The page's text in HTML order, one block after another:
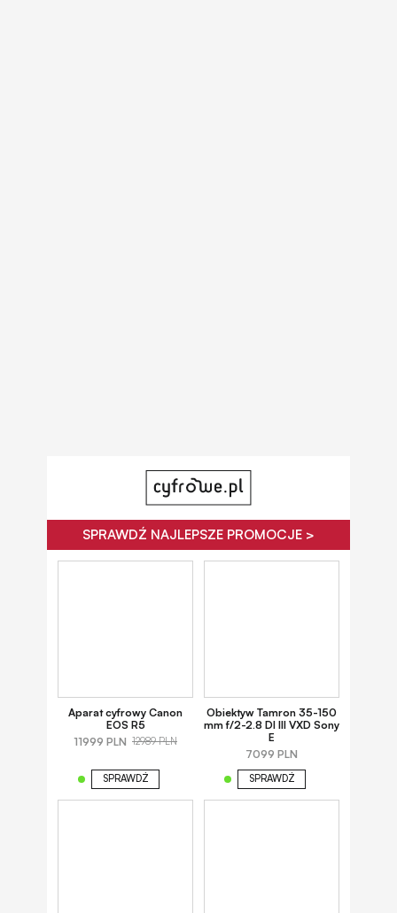
SPRAWDŹ NAJLEPSZE PROMOCJE >
Aparat cyfrowy Canon
EOS R5
11999 PLN 12989 PLN
SPRAWDŹ
Obiektyw Tamron 35-150
mm f/2-2.8 DI III VXD Sony
E
7099 PLN
SPRAWDŹ